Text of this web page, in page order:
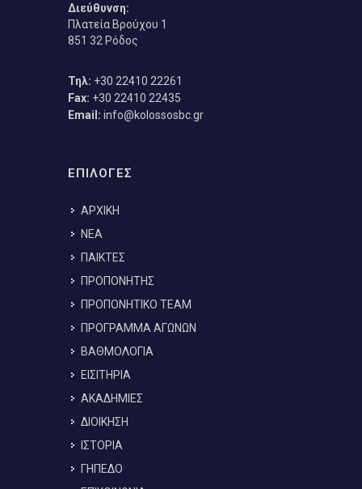
Διεύθυνση:
Πλατεία Βρούχου 1
851 32 Ρόδος
Τηλ: +30 22410 22261
Fax: +30 22410 22435
Email: info@kolossosbc.gr
ΕΠΙΛΟΓΕΣ
ΑΡΧΙΚΗ
ΝΕΑ
ΠΑΙΚΤΕΣ
ΠΡΟΠΟΝΗΤΗΣ
ΠΡΟΠΟΝΗΤΙΚΟ TEAM
ΠΡΟΓΡΑΜΜΑ ΑΓΩΝΩΝ
ΒΑΘΜΟΛΟΓΙΑ
ΕΙΣΙΤΗΡΙΑ
ΑΚΑΔΗΜΙΕΣ
ΔΙΟΙΚΗΣΗ
ΙΣΤΟΡΙΑ
ΓΗΠΕΔΟ